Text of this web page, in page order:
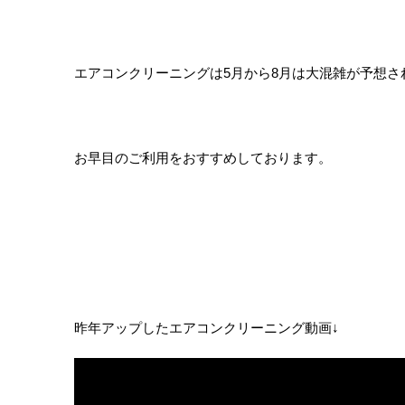
エアコンクリーニングは5月から8月は大混雑が予想さ
お早目のご利用をおすすめしております。
昨年アップしたエアコンクリーニング動画↓